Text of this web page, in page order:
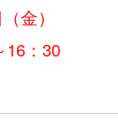
金）
16：30